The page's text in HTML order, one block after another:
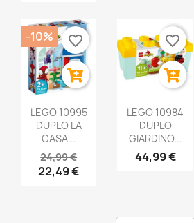
LEGO 10995
DUPLO LA
CASA...
24,99 €
22,49 €
-10% favorite_border
LEGO 10984
DUPLO
GIARDINO...
44,99 €
favorite_border